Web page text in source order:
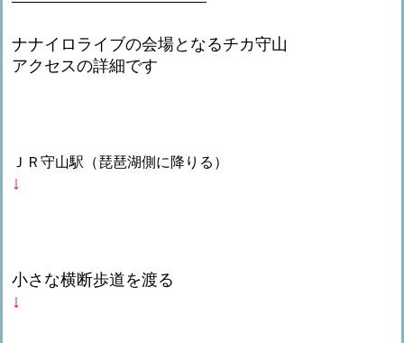
ナナイロライブの会場となるチカ守山
アクセスの詳細です
ＪＲ守山駅（琵琶湖側に降りる）
↓
小さな横断歩道を渡る
↓